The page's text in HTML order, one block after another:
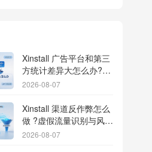
Xinstall 广告平台和第三
方统计差异大怎么办?数
据误差排查指南
2026-08-07
Xinstall 渠道反作弊怎么
做 ?虚假流量识别与风控
防刷解析
2026-08-07